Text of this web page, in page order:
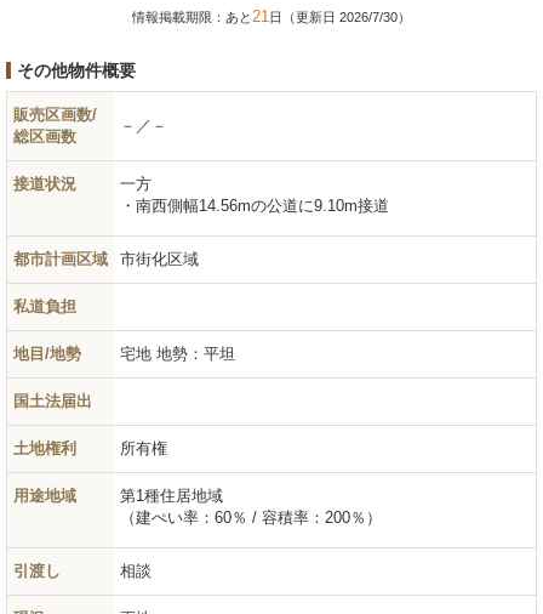
情報掲載期限：あと21日（更新日 2026/7/30）
その他物件概要
販売区画数/
総区画数
－／－
接道状況
一方
南西側幅14.56mの公道に9.10m接道
都市計画区域 市街化区域
私道負担
地目/地勢 宅地 地勢：平坦
国土法届出
土地権利 所有権
用途地域
第1種住居地域
（建ぺい率：60％ / 容積率：200％）
引渡し 相談